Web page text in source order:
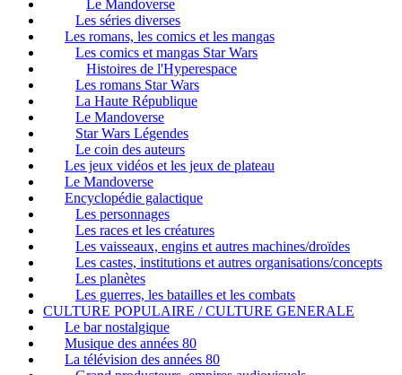
Le Mandoverse
Les séries diverses
Les romans, les comics et les mangas
Les comics et mangas Star Wars
Histoires de l'Hyperespace
Les romans Star Wars
La Haute République
Le Mandoverse
Star Wars Légendes
Le coin des auteurs
Les jeux vidéos et les jeux de plateau
Le Mandoverse
Encyclopédie galactique
Les personnages
Les races et les créatures
Les vaisseaux, engins et autres machines/droïdes
Les castes, institutions et autres organisations/concepts
Les planètes
Les guerres, les batailles et les combats
CULTURE POPULAIRE / CULTURE GENERALE
Le bar nostalgique
Musique des années 80
La télévision des années 80